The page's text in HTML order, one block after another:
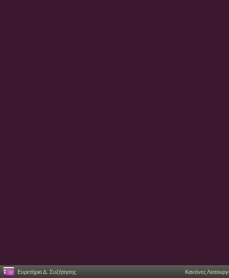
Ευρετήριο Δ. Συζήτησης Κανόνες